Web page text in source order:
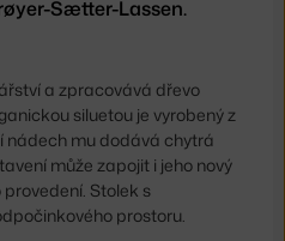
Sætter-Lassen.
a zpracovává dřevo
siluetou je vyrobený z
nádech mu dodává chytrá
může zapojit i jeho nový
Stolek s
prostoru.